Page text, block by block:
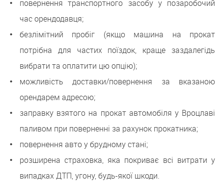
повернення транспортного засобу у позаробочий
час орендодавця;
безлімітний пробіг (якщо машина на прокат
потрібна для частих поїздок, краще заздалегідь
вибрати та оплатити цю опцію);
можливість доставки/повернення за вказаною
орендарем адресою;
заправку взятого на прокат автомобіля у Вроцлаві
паливом при поверненні за рахунок прокатника;
повернення авто у брудному стані;
розширена страховка, яка покриває всі витрати у
випадках ДТП, угону, будь-якої шкоди.